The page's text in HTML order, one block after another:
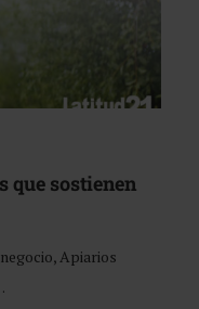
que sostienen
Apiarios